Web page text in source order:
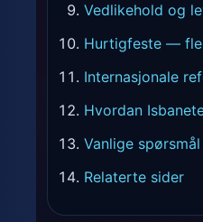
Vedlikehold og
Hurtigfeste —
Internasjonale
Hvordan
Vanlige spørsmål
Relaterte sider